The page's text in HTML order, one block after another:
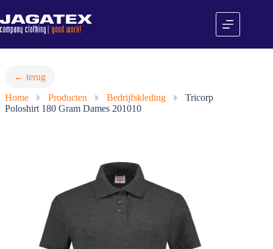
naar
de
inhoud
← terug
Home
» Producten » Bedrijfskleding »
Tricorp
Poloshirt 180 Gram Dames 201010